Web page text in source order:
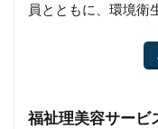
員とともに、環境衛
福祉理美容サービ